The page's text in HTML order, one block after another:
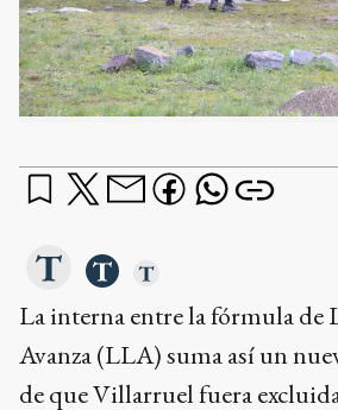
La interna entre la fórmula de
Avanza (LLA) suma así un
de que Villarruel fuera